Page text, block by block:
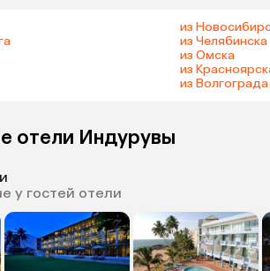
из
из Челябинска
из Омска
из
из Волгограда
отели Индурувы
у гостей отели